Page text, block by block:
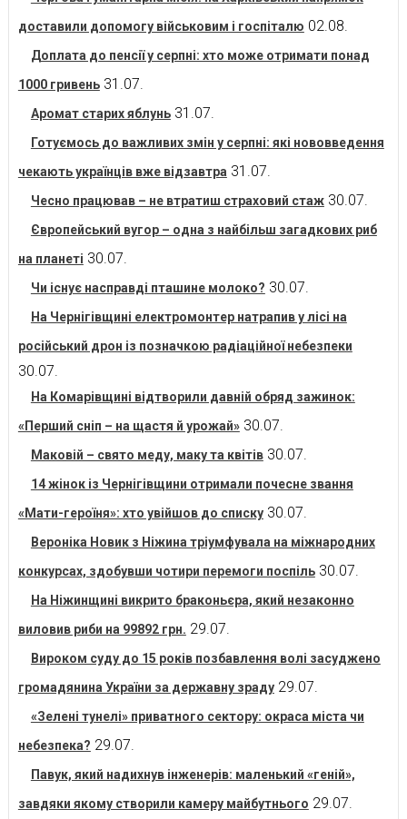
доставили допомогу військовим і госпіталю 02.08.
Доплата до пенсії у серпні: хто може отримати понад
1000 гривень 31.07.
Аромат старих яблунь 31.07.
Готуємось до важливих змін у серпні: які нововведення
чекають українців вже відзавтра 31.07.
Чесно працював – не втратиш страховий стаж 30.07.
Європейський вугор – одна з найбільш загадкових риб
на планеті 30.07.
Чи існує насправді пташине молоко? 30.07.
На Чернігівщині електромонтер натрапив у лісі на
російський дрон із позначкою радіаційної небезпеки
30.07.
На Комарівщині відтворили давній обряд зажинок:
«Перший сніп – на щастя й урожай» 30.07.
Маковій – свято меду, маку та квітів 30.07.
14 жінок із Чернігівщини отримали почесне звання
«Мати-героїня»: хто увійшов до списку 30.07.
Вероніка Новик з Ніжина тріумфувала на міжнародних
конкурсах, здобувши чотири перемоги поспіль 30.07.
На Ніжинщині викрито браконьєра, який незаконно
виловив риби на 99892 грн. 29.07.
Вироком суду до 15 років позбавлення волі засуджено
громадянина України за державну зраду 29.07.
«Зелені тунелі» приватного сектору: окраса міста чи
небезпека? 29.07.
Павук, який надихнув інженерів: маленький «геній»,
завдяки якому створили камеру майбутнього 29.07.